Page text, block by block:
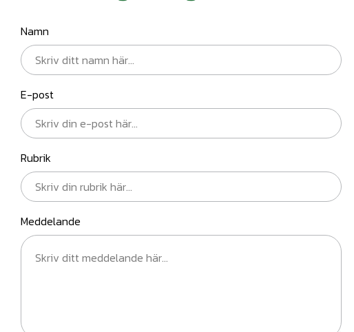
Namn
E-post
Rubrik
Meddelande